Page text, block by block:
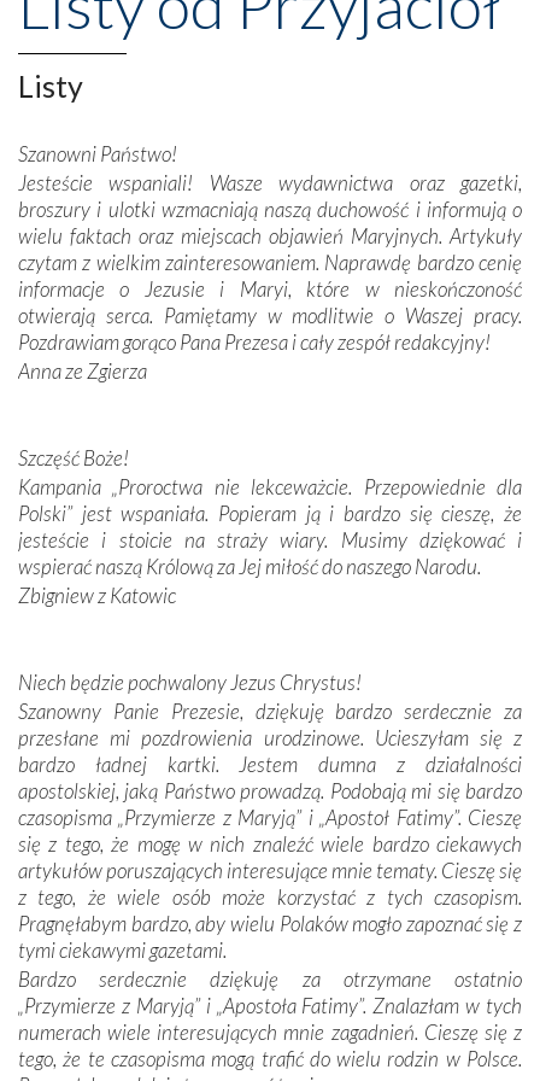
Opatrznościową pomoc w wygranej bitwie o
niepodległość kraju. Zachwyt budziła potężna, a zarazem
misterna architektura tych monumentalnych dzieł,
wspaniałe zdobienia, dbałość ich twórców o detale,
budowniczych.
Podążyliśmy też śladami fatimskich wizjonerów – Łucji
dos Santos oraz świętych Hiacynty i Franciszka Marto.
Modliliśmy się przy ich grobach. Odprawiliśmy Drogę
Krzyżową w ich rodzinnych stronach, odwiedziliśmy
domy, w których żyli.
W miejscu objawień Matki Bożej zapaliliśmy świece
Podczas tej kilkudniowej wyprawy na każdym kroku
spotykaliśmy się z serdeczną otwartością
Portugalczyków. Podziwialiśmy ich ludową sztukę i
zwyczaje. Mimo że nasze kraje są od siebie bardzo
oddalone, w żaden sposób nie czuliśmy się obco.
Sprawiła to oczywiście sama Matka Boża, ale też
kulturowa bliskość biorąca swój początek w naszej
mieliśmy okazję przekonać się, że Maryja swoją opieką
otacza nie tylko nasz naród, lecz wszystkie nacje, które
się Jej ufnie oddają, a także każdą osobę, która zawierza
Jej siebie oraz swych bliskich.
Dzieje Portugalii to również historia wierności Bogu i
odstępstw, także w życiu władców. Trudne momenty w
wymiarze tak osobistym, jak i zbiorowym, przypominają o
konieczności ciągłego zabiegania o własną duszę i o łaskę
Opatrzności. Wierność przynosi pomyślność –
przynajmniej w życiu duchowym. Odstępstwo owocuje
nieszczęściem i śmiercią. Te uniwersalne prawdy
przychodziły na myśl, gdy słuchaliśmy opowieści
przewodników o portugalskich monarchach i wodzach,
zwycięskich bitwach i nieszczęśliwych losach grzesznych
Listy
Szanowni Państwo!
Jesteście wspaniali! Wasze wydawnictwa oraz gazetki,
broszury i ulotki wzmacniają naszą duchowość i informują o
wielu faktach oraz miejscach objawień Maryjnych. Artykuły
czytam z wielkim zainteresowaniem. Naprawdę bardzo cenię
informacje o Jezusie i Maryi, które w nieskończoność
otwierają serca. Pamiętamy w modlitwie o Waszej pracy.
Pozdrawiam gorąco Pana Prezesa i cały zespół redakcyjny!
Anna ze Zgierza
Szczęść Boże!
Kampania „Proroctwa nie lekceważcie. Przepowiednie dla
Polski” jest wspaniała. Popieram ją i bardzo się cieszę, że
jesteście i stoicie na straży wiary. Musimy dziękować i
wspierać naszą Królową za Jej miłość do naszego Narodu.
Zbigniew z Katowic
Niech będzie pochwalony Jezus Chrystus!
Szanowny Panie Prezesie, dziękuję bardzo serdecznie za
przesłane mi pozdrowienia urodzinowe. Ucieszyłam się z
bardzo ładnej kartki. Jestem dumna z działalności
apostolskiej, jaką Państwo prowadzą. Podobają mi się bardzo
czasopisma „Przymierze z Maryją” i „Apostoł Fatimy”. Cieszę
się z tego, że mogę w nich znaleźć wiele bardzo ciekawych
artykułów poruszających interesujące mnie tematy. Cieszę się
z tego, że wiele osób może korzystać z tych czasopism.
Pragnęłabym bardzo, aby wielu Polaków mogło zapoznać się z
tymi ciekawymi gazetami.
Bardzo serdecznie dziękuję za otrzymane ostatnio
„Przymierze z Maryją” i „Apostoła Fatimy”. Znalazłam w tych
numerach wiele interesujących mnie zagadnień. Cieszę się z
tego, że te czasopisma mogą trafić do wielu rodzin w Polsce.